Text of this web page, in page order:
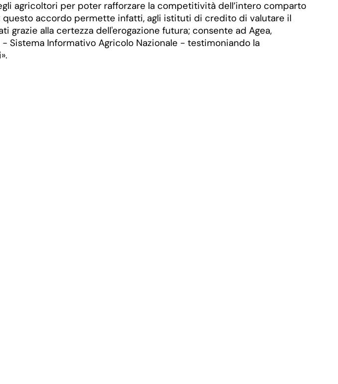
agricoltori per poter rafforzare la competitività dell’intero comparto
questo accordo permette infatti, agli istituti di credito di valutare il
alla certezza dell'erogazione futura; consente ad Agea,
Sistema Informativo Agricolo Nazionale - testimoniando la